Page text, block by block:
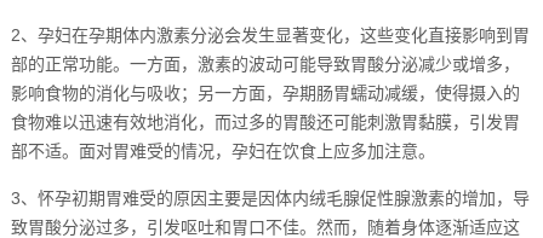
2、孕妇在孕期体内激素分泌会发生显著变化，这些变化直接影响到胃
部的正常功能。一方面，激素的波动可能导致胃酸分泌减少或增多，
影响食物的消化与吸收；另一方面，孕期肠胃蠕动减缓，使得摄入的
食物难以迅速有效地消化，而过多的胃酸还可能刺激胃黏膜，引发胃
部不适。面对胃难受的情况，孕妇在饮食上应多加注意。
3、怀孕初期胃难受的原因主要是因体内绒毛腺促性腺激素的增加，导
致胃酸分泌过多，引发呕吐和胃口不佳。然而，随着身体逐渐适应这